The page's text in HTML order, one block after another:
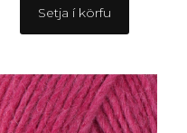
Setja í körfu